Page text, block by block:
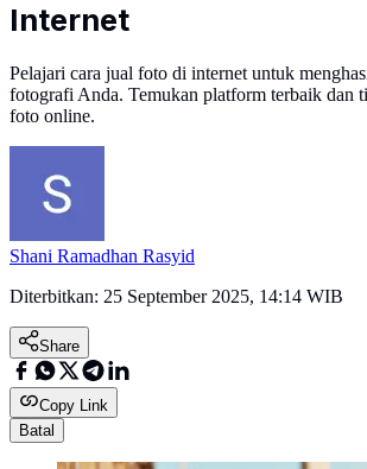
Internet
Pelajari cara jual foto di internet untuk
fotografi Anda. Temukan platform terbaik dan
foto online.
Shani Ramadhan Rasyid
Diterbitkan: 25 September 2025, 14:14 WIB
Share
Copy Link
Batal